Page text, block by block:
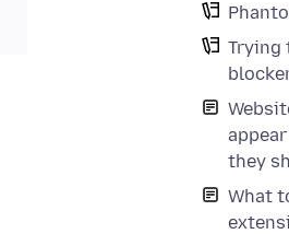
Trying
they
What